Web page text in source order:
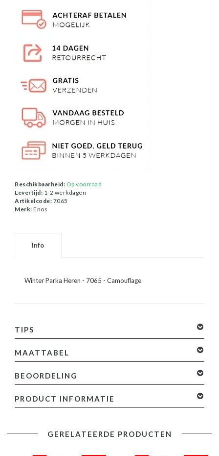
Beschikbaarheid: Op voorraad
Levertijd: 1-2 werkdagen
Artikelcode: 7065
Merk: Enos
Info
Winter Parka Heren - 7065 - Camouflage
TIPS
MAATTABEL
BEOORDELING
ወዲ ሐላል❤️
PRODUCT INFORMATIE
GERELATEERDE PRODUCTEN